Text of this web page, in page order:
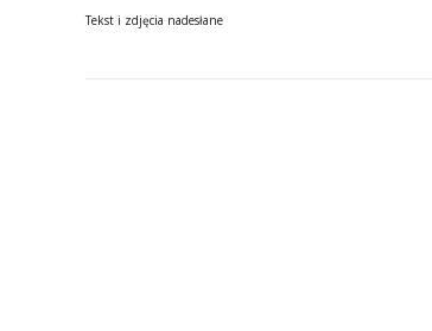
Tekst i zdjęcia nadesłane